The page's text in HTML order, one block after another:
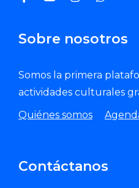
Sobre nosotros
Somos la primera
actividades culturales
Quiénes somos
Contáctanos